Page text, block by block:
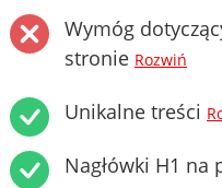
Wymóg
stronie Rozwiń
Unikalne treści
Nagłówki H1 na